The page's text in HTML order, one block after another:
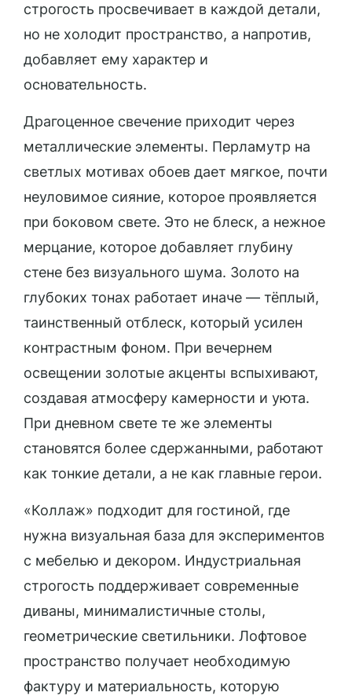
строгость просвечивает в каждой детали,
но не холодит пространство, а напротив,
добавляет ему характер и
основательность.
Драгоценное свечение приходит через
металлические элементы. Перламутр на
светлых мотивах обоев дает мягкое, почти
неуловимое сияние, которое проявляется
при боковом свете. Это не блеск, а нежное
мерцание, которое добавляет глубину
стене без визуального шума. Золото на
глубоких тонах работает иначе — тёплый,
таинственный отблеск, который усилен
контрастным фоном. При вечернем
освещении золотые акценты вспыхивают,
создавая атмосферу камерности и уюта.
При дневном свете те же элементы
становятся более сдержанными, работают
как тонкие детали, а не как главные герои.
«Коллаж» подходит для гостиной, где
нужна визуальная база для экспериментов
с мебелью и декором. Индустриальная
строгость поддерживает современные
диваны, минималистичные столы,
геометрические светильники. Лофтовое
пространство получает необходимую
фактуру и материальность, которую